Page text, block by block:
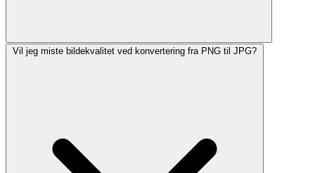
Vil jeg miste bildekvalitet ved konvertering fra PNG til JPG?